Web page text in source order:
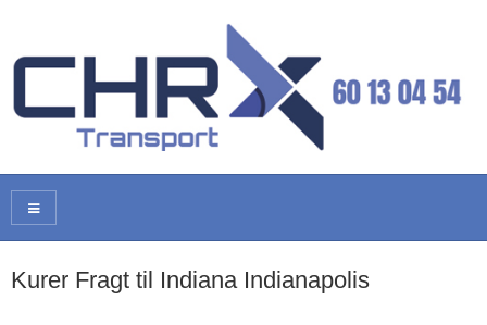
Kurer Fragt til Indiana Indianapolis